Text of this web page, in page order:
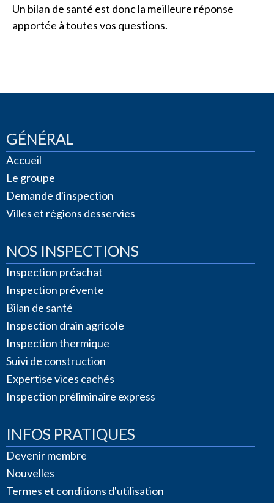
Un bilan de santé est donc la meilleure réponse
apportée à toutes vos questions.
GÉNÉRAL
Accueil
Le groupe
Demande d'inspection
Villes et régions desservies
NOS INSPECTIONS
Inspection préachat
Inspection prévente
Bilan de santé
Inspection drain agricole
Inspection thermique
Suivi de construction
Expertise vices cachés
Inspection préliminaire express
INFOS PRATIQUES
Devenir membre
Nouvelles
Termes et conditions d'utilisation